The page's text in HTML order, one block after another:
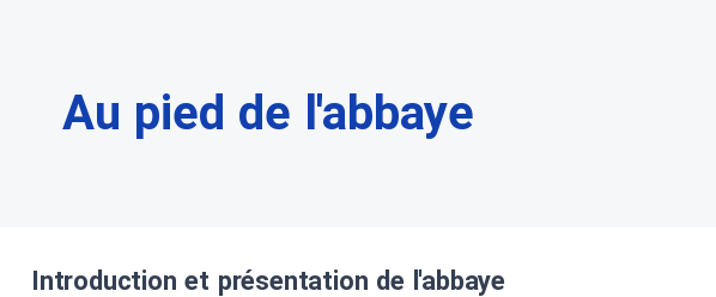
Au pied de l'abbaye
Introduction et présentation de l'abbaye